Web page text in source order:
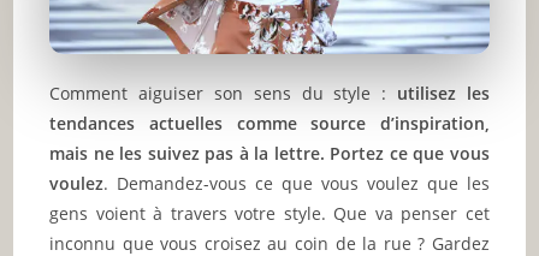
Comment aiguiser son sens du style : utilisez les
tendances actuelles comme source d’inspiration,
mais ne les suivez pas à la lettre. Portez ce que vous
voulez. Demandez-vous ce que vous voulez que les
gens voient à travers votre style. Que va penser cet
inconnu que vous croisez au coin de la rue ? Gardez